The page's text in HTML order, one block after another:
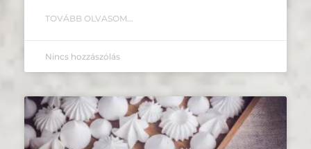
TOVÁBB OLVASOM...
Nincs hozzászólás